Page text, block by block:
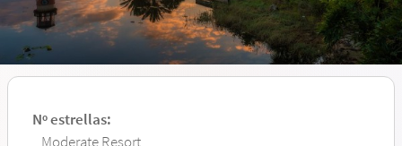
Nº estrellas:
Moderate Resort